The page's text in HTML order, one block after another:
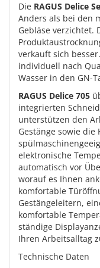
Die RAGUS Delice
Anders als bei den
Gebläse verzichtet.
verkauft sich
individuell nach
Wasser in den GN-
RAGUS Delice 705
integrierten
unterstützen den
Gestänge sowie
elektronische
automatisch vor
worauf es Ihnen
komfortable
Gestängeleitern,
komfortable
ständige
Ihren Arbeitsalltag
Technische Daten